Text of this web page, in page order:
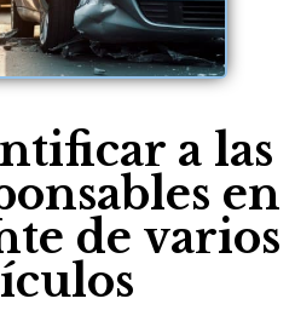
a las
en
de varios